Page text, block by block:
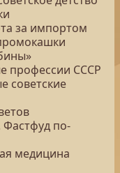
за импортом
профессии СССР
советские
Фастфуд по-
медицина